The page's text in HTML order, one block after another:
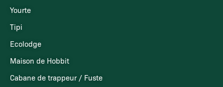
Yourte
Tipi
Ecolodge
Maison de Hobbit
Cabane de trappeur / Fuste